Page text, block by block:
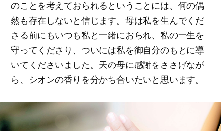
のことを考えておられるということには、何の偶
然も存在しないと信じます。母は私を生んでくだ
さる前にもいつも私と一緒におられ、私の一生を
守ってくださり、ついには私を御自分のもとに導
いてくださいました。天の母に感謝をささげなが
ら、シオンの香りを分かち合いたいと思います。